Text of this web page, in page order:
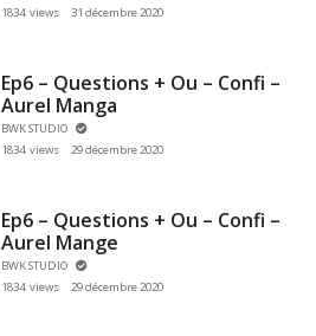
1834 views
31 décembre 2020
Ep6 – Questions + Ou – Confi –
Aurel Manga
BWK STUDIO
1834 views
29 décembre 2020
Ep6 – Questions + Ou – Confi –
Aurel Mange
BWK STUDIO
1834 views
29 décembre 2020